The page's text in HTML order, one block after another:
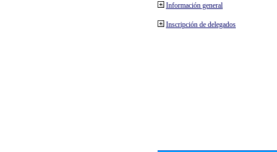
Información general
Inscripción de delegados